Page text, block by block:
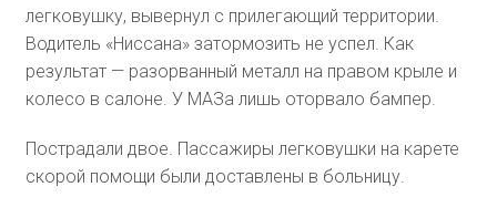
легковушку, вывернул с прилегающий территории.
Водитель «Ниссана» затормозить не успел. Как
результат — разорванный металл на правом крыле и
колесо в салоне. У МАЗа лишь оторвало бампер.
Пострадали двое. Пассажиры легковушки на карете
скорой помощи были доставлены в больницу.